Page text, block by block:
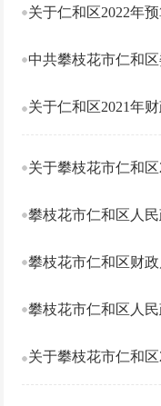
关于仁和区2022年
中共攀枝花市仁和
关于仁和区2021年
关于攀枝花市仁和
攀枝花市仁和区人
攀枝花市仁和区人